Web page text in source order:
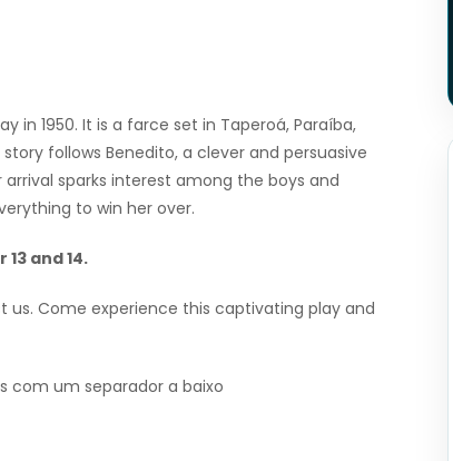
in 1950. It is a farce set in Taperoá, Paraíba,
follows Benedito, a clever and persuasive
sparks interest among the boys and
to win her over.
and 14.
Come experience this captivating play and
com um separador a baixo